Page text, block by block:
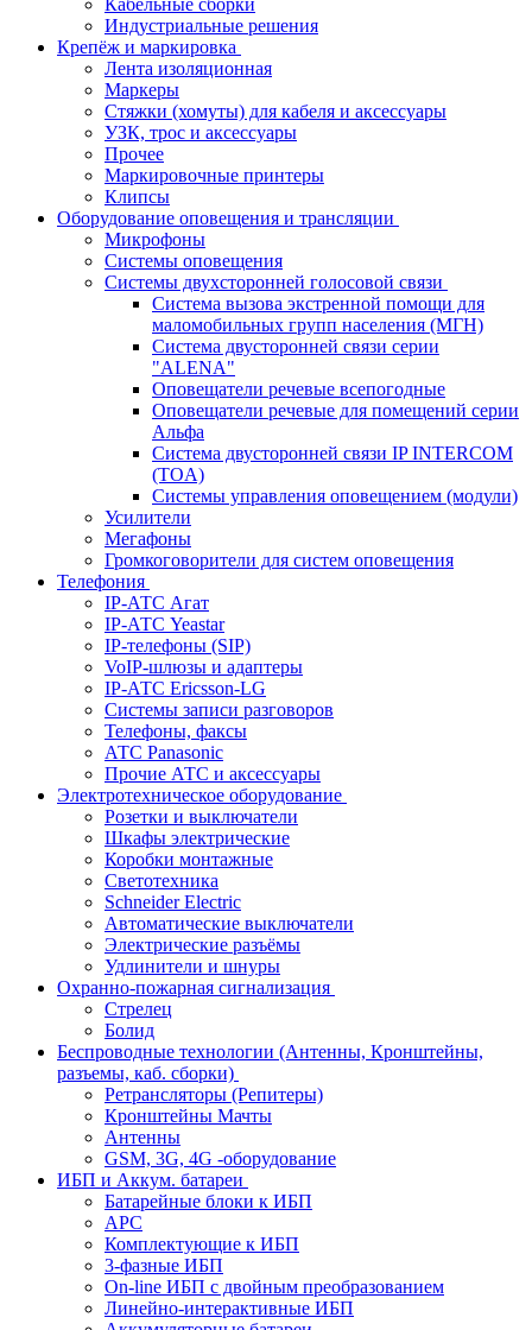
Кабельные сборки
Индустриальные решения
Крепёж и маркировка
Лента изоляционная
Маркеры
Стяжки (хомуты) для кабеля и аксессуары
УЗК, трос и аксессуары
Прочее
Маркировочные принтеры
Клипсы
Оборудование оповещения и трансляции
Микрофоны
Системы оповещения
Системы двухсторонней голосовой связи
Система вызова экстренной помощи для
маломобильных групп населения (МГН)
Система двусторонней связи серии
"ALENA"
Оповещатели речевые всепогодные
Оповещатели речевые для помещений серии
Альфа
Система двусторонней связи IP INTERCOM
(TOA)
Системы управления оповещением (модули)
Усилители
Мегафоны
Громкоговорители для систем оповещения
Телефония
IP-АТС Агат
IP-АТС Yeastar
IP-телефоны (SIP)
VoIP-шлюзы и адаптеры
IP-АТС Ericsson-LG
Системы записи разговоров
Телефоны, факсы
АТС Panasonic
Прочие АТС и аксессуары
Электротехническое оборудование
Розетки и выключатели
Шкафы электрические
Коробки монтажные
Светотехника
Schneider Electric
Автоматические выключатели
Электрические разъёмы
Удлинители и шнуры
Охранно-пожарная сигнализация
Стрелец
Болид
Беспроводные технологии (Антенны, Кронштейны,
разъемы, каб. сборки)
Ретрансляторы (Репитеры)
Кронштейны Мачты
Антенны
GSM, 3G, 4G -оборудование
ИБП и Аккум. батареи
Батарейные блоки к ИБП
APC
Комплектующие к ИБП
3-фазные ИБП
On-line ИБП с двойным преобразованием
Линейно-интерактивные ИБП